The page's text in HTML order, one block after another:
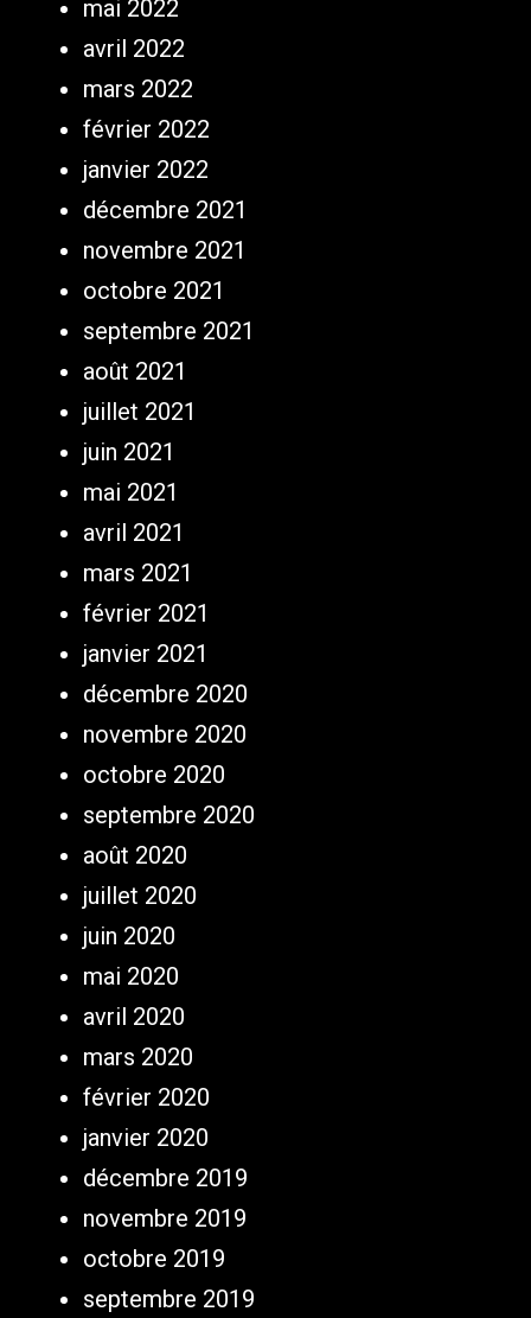
mai 2022
avril 2022
mars 2022
février 2022
janvier 2022
décembre 2021
novembre 2021
octobre 2021
septembre 2021
août 2021
juillet 2021
juin 2021
mai 2021
avril 2021
mars 2021
février 2021
janvier 2021
décembre 2020
novembre 2020
octobre 2020
septembre 2020
août 2020
juillet 2020
juin 2020
mai 2020
avril 2020
mars 2020
février 2020
janvier 2020
décembre 2019
novembre 2019
octobre 2019
septembre 2019